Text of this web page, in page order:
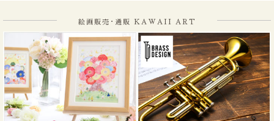
絵画販売･通販 KAWAII ART